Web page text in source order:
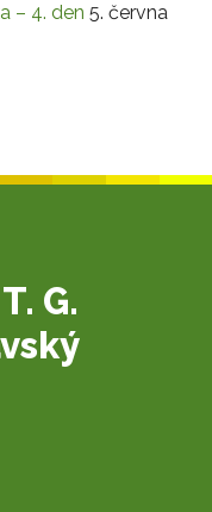
– 4. den 5. června
G.